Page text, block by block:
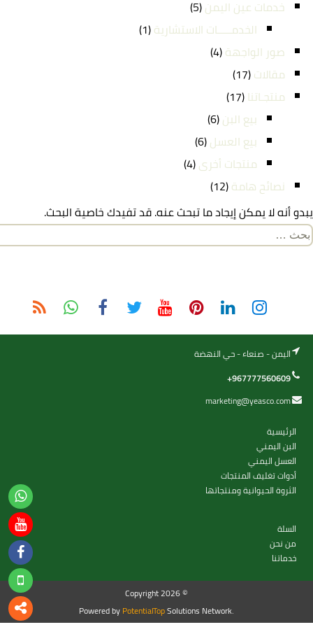
خدمات عين اليمن(5)
الخدمـــــات الاستشارية(1)
صور الواجهة(4)
مقالات(17)
منتجـاتنا (17)
بيع البن(6)
بيع العسل(6)
منتجات أخرى(4)
نصائح هامة(12)
يبدو أنه لا يمكن إيجاد ما تبحث عنه. قد تفيدك خاصية البحث.
البحث
اليمن - صنعاء - حي النهضة
+967777560609
marketing@yeasco.com
الرئيسية
البن اليمني
العسل اليمني
أدوات تغليف المنتجات
الثروة الحيوانية ومنتجاتها
السلة
من نحن
خدماتنا
Copyright 2026 ©
Powered byPotentialTopSolutions Network.